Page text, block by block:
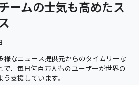
ームの士気も高めたス
様なニュース提供元からのタイムリーな
で、毎日何百万人ものユーザーが世界の
支援しています。